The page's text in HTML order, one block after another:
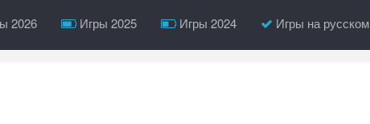
2026 Игры 2025 Игры 2024 Игры на русском